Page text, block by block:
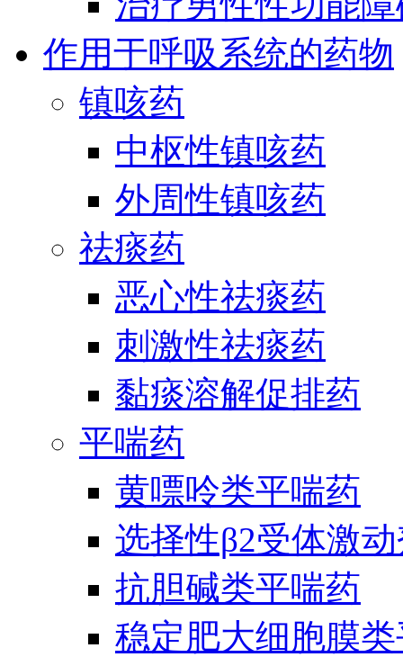
作用于呼吸系统的药物
镇咳药
中枢性镇咳药
外周性镇咳药
祛痰药
恶心性祛痰药
刺激性祛痰药
黏痰溶解促排药
平喘药
黄嘌呤类平喘药
选择性β2受体激
抗胆碱类平喘药
稳定肥大细胞膜